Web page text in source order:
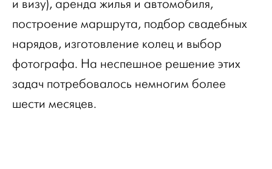
и визу), аренда жилья и автомобиля,
построение маршрута, подбор свадебных
нарядов, изготовление колец и выбор
фотографа. На неспешное решение этих
задач потребовалось немногим более
шести месяцев.